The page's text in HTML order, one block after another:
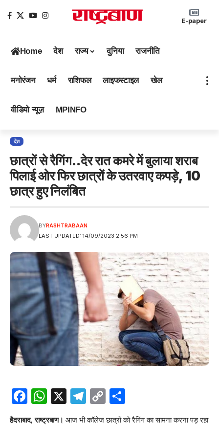
E-paper
Home देश राज्य दुनिया राजनीति
मनोरंजन धर्म राशिफल लाइफस्टाइल खेल
वीडियो न्यूज़ MPINFO
देश
छात्रों से रैगिंग..देर रात कमरे में बुलाया शराब
पिलाई ओर फिर छात्रों के उतरवाए कपड़े, 10
छात्र हुए निलंबित
LAST UPDATED: 14/09/2023 2:56 PM
BYRASHTRABAAN
Facebook
WhatsApp
X Telegram
Copy
Link
हैदराबाद, राष्ट्रबाण। आज भी कॉलेज छात्रों को रैगिंग का सामना करना पड़ रहा